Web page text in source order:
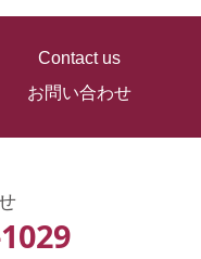
Contact us
お問い合わせ